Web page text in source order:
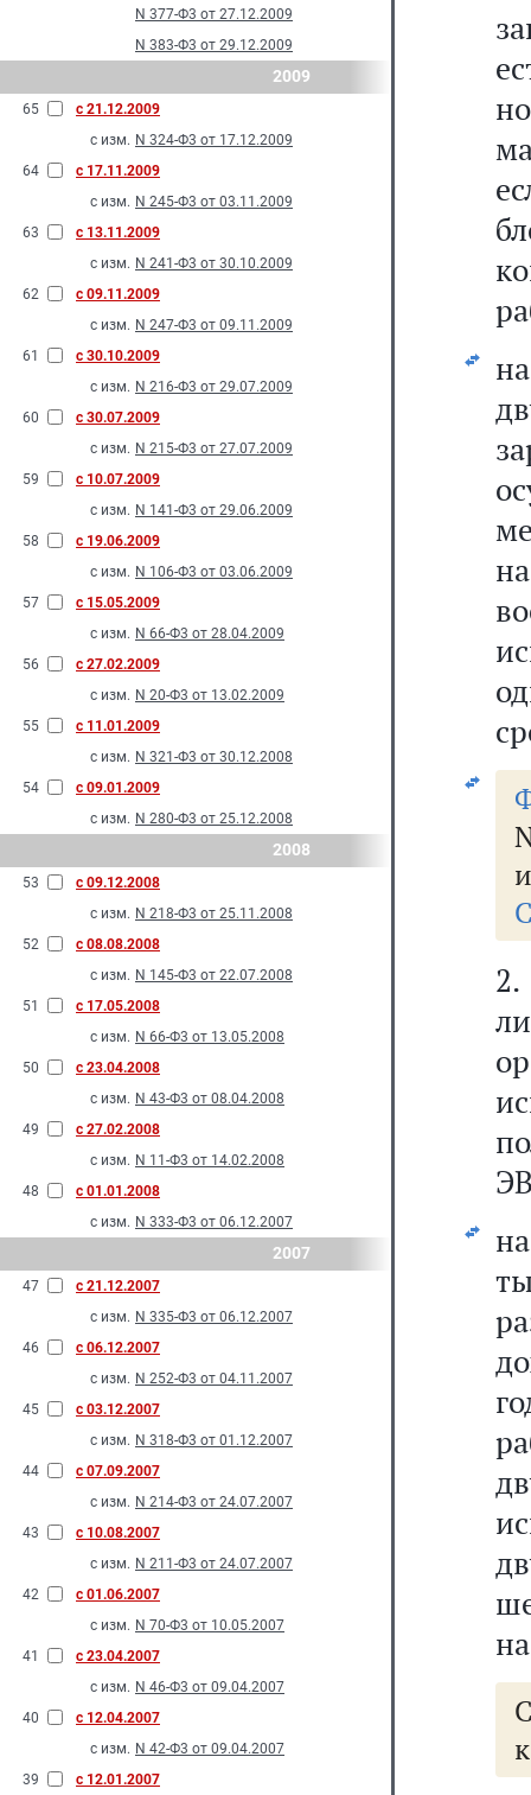
N 377-Ф3 от 27.12.2009
N 383-Ф3 от 29.12.2009
2009
65
с 21.12.2009
с изм. N 324-Ф3 от 17.12.2009
64
с 17.11.2009
с изм. N 245-Ф3 от 03.11.2009
63
с 13.11.2009
с изм. N 241-Ф3 от 30.10.2009
62
с 09.11.2009
с изм. N 247-Ф3 от 09.11.2009
61
с 30.10.2009
с изм. N 216-Ф3 от 29.07.2009
60
с 30.07.2009
с изм. N 215-Ф3 от 27.07.2009
59
с 10.07.2009
с изм. N 141-Ф3 от 29.06.2009
58
с 19.06.2009
с изм. N 106-Ф3 от 03.06.2009
57
с 15.05.2009
с изм. N 66-Ф3 от 28.04.2009
56
с 27.02.2009
с изм. N 20-Ф3 от 13.02.2009
55
с 11.01.2009
с изм. N 321-Ф3 от 30.12.2008
54
с 09.01.2009
с изм. N 280-Ф3 от 25.12.2008
2008
53
с 09.12.2008
с изм. N 218-Ф3 от 25.11.2008
52
с 08.08.2008
с изм. N 145-Ф3 от 22.07.2008
51
с 17.05.2008
с изм. N 66-Ф3 от 13.05.2008
50
с 23.04.2008
с изм. N 43-Ф3 от 08.04.2008
49
с 27.02.2008
с изм. N 11-Ф3 от 14.02.2008
48
с 01.01.2008
с изм. N 333-Ф3 от 06.12.2007
2007
47
с 21.12.2007
с изм. N 335-Ф3 от 06.12.2007
46
с 06.12.2007
с изм. N 252-Ф3 от 04.11.2007
45
с 03.12.2007
с изм. N 318-Ф3 от 01.12.2007
44
с 07.09.2007
с изм. N 214-Ф3 от 24.07.2007
43
с 10.08.2007
с изм. N 211-Ф3 от 24.07.2007
42
с 01.06.2007
с изм. N 70-Ф3 от 10.05.2007
41
с 23.04.2007
с изм. N 46-Ф3 от 09.04.2007
40
с 12.04.2007
с изм. N 42-Ф3 от 09.04.2007
39
с 12.01.2007